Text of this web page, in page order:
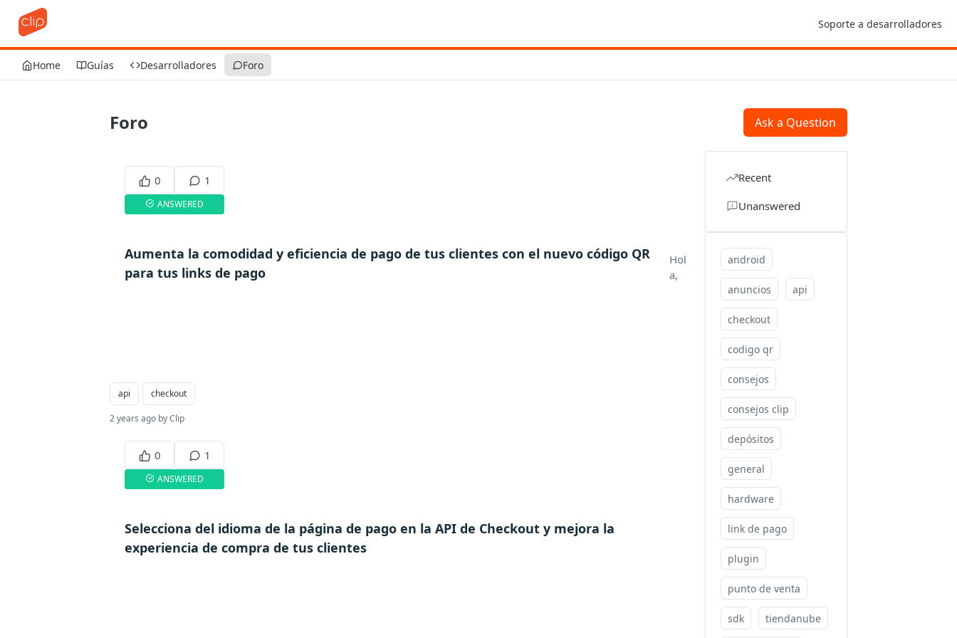
Soporte a desarrolladores
Home Guías Desarrolladores Foro
Foro Ask a Question
0 1
ANSWERED
Aumenta la comodidad y eficiencia de pago de tus clientes con el nuevo código QR
para tus links de pago
Hol
a,
api checkout
2 years ago by Clip
0 1
ANSWERED
Selecciona del idioma de la página de pago en la API de Checkout y mejora la
experiencia de compra de tus clientes
Recent
Unanswered
android
anuncios api
checkout
codigo qr
consejos
consejos clip
depósitos
general
hardware
link de pago
plugin
punto de venta
sdk tiendanube